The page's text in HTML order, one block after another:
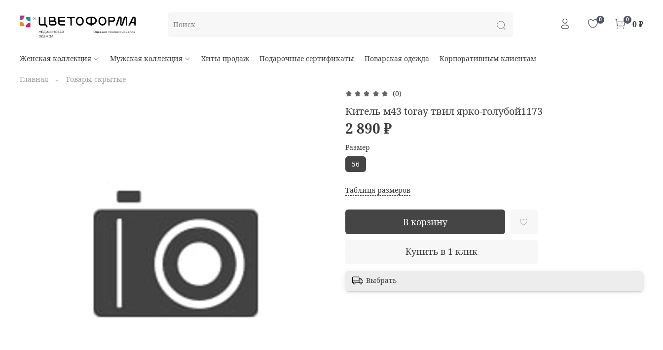
0 0 0 ₽
Женская коллекция Мужская коллекция Хиты продаж Подарочные сертификаты Поварская одежда Корпоративным клиентам
Главная
Товары скрытые
(0)
Китель м43 toray твил ярко-голубой1173
2 890 ₽
Таблица размеров
В корзину
Купить в 1 клик
Размер
56
Выбрать